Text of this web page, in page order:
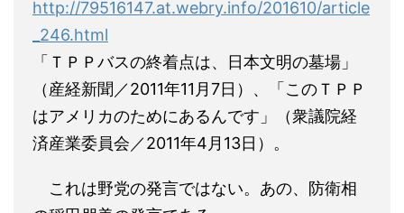
http://79516147.at.webry.info/201610/article
_246.html
「ＴＰＰバスの終着点は、日本文明の墓場」
（産経新聞／2011年11月7日）、「このＴＰＰ
はアメリカのためにあるんです」（衆議院経
済産業委員会／2011年4月13日）。
これは野党の発言ではない。あの、防衛相